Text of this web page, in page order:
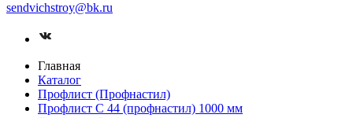
sendvichstroy@bk.ru
Главная
Каталог
Профлист (Профнастил)
Профлист С 44 (профнастил) 1000 мм